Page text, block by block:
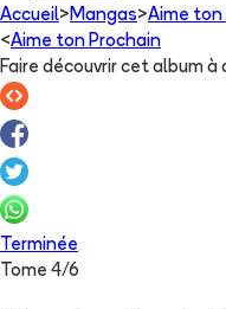
Accueil> Mangas>Aime ton
<Aime ton Prochain
Faire découvrir cet album à
Terminée
Tome 4/6